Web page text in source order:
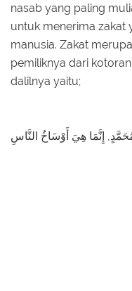
nasab yang paling
untuk menerima zakat
manusia. Zakat
pemiliknya dari
dalilnya yaitu;
إِنَّمَا هِيَ أَوْسَاخُ النَّاسِ